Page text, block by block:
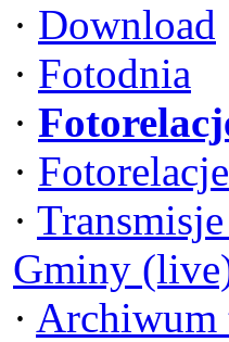
· Download
· Fotodnia
·
· Fotorelacje
·
Gminy
· Archiwum